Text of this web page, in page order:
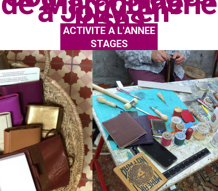
à Jouy-en-
Josas.
ACTIVITE A L'ANNEE
STAGES